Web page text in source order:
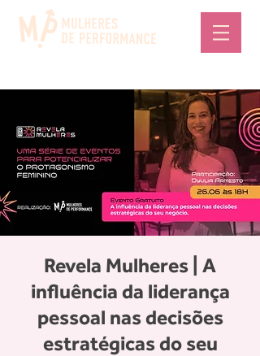
Revela Mulheres | A
influência da liderança
pessoal nas decisões
estratégicas do seu